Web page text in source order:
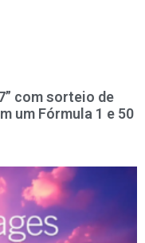
com sorteio de
um Fórmula 1 e 50